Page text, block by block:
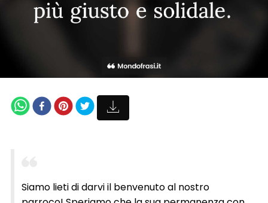
Siamo lieti di darvi il benvenuto al nostro